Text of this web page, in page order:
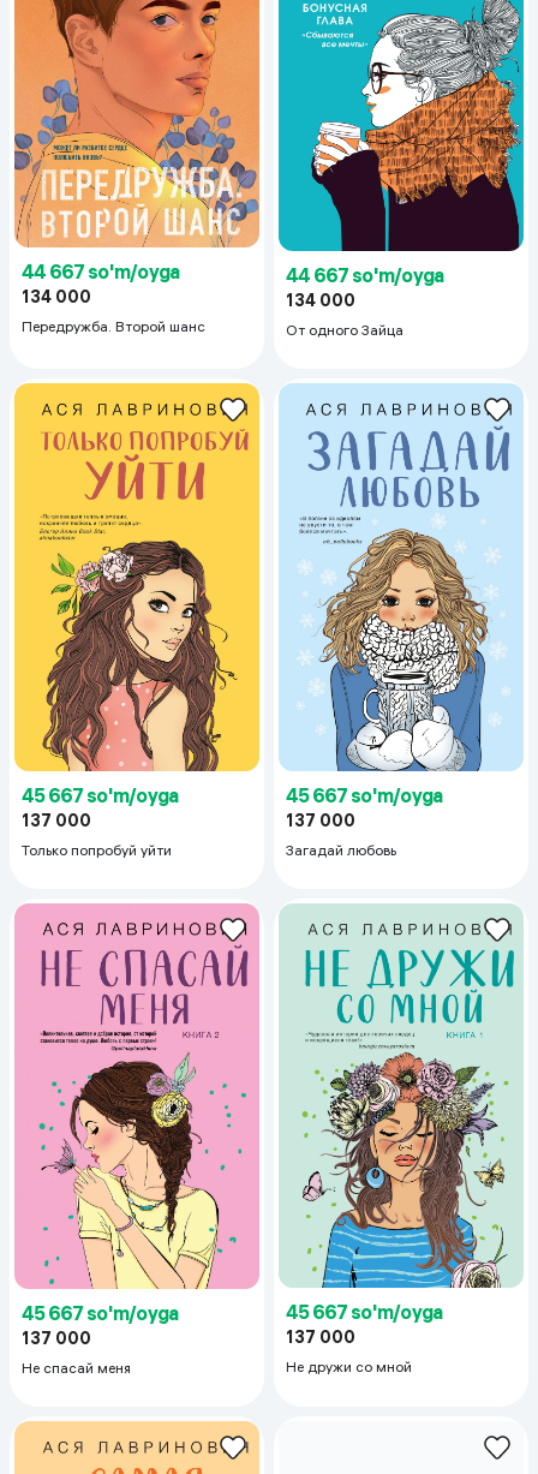
44 667 so'm/oyga
134 000
Передружба. Второй шанс
44 667 so'm/oyga
134 000
От одного Зайца
45 667 so'm/oyga
137 000
Только попробуй уйти
45 667 so'm/oyga
137 000
Загадай любовь
45 667 so'm/oyga
137 000
Не спасай меня
45 667 so'm/oyga
137 000
Не дружи со мной